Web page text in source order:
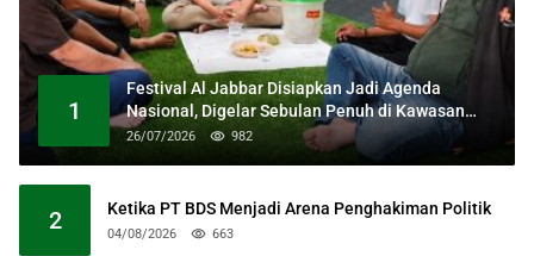
1
Festival Al Jabbar Disiapkan Jadi Agenda
Nasional, Digelar Sebulan Penuh di Kawasan
Masjid Raya Al Jabbar
26/07/2026 982
2 Ketika PT BDS Menjadi Arena Penghakiman Politik
04/08/2026 663